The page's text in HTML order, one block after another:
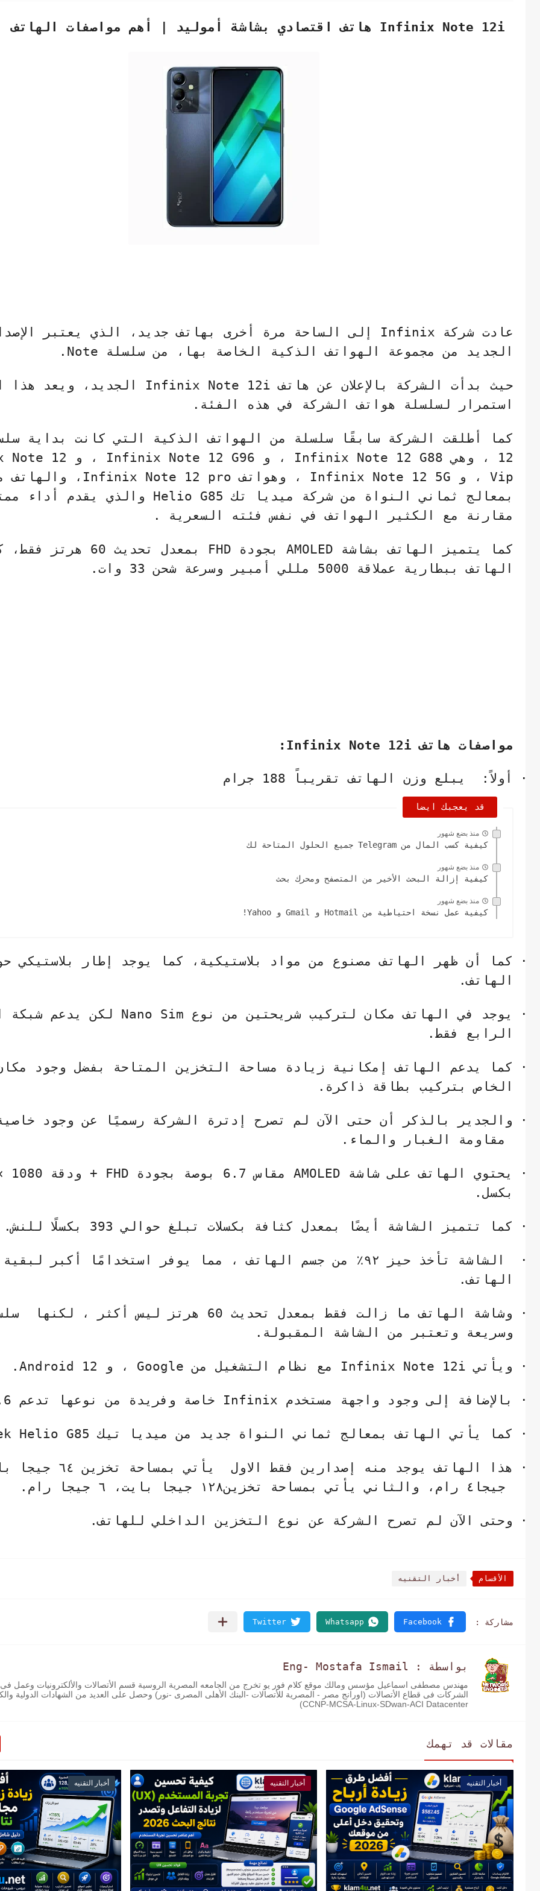
Infinix Note 12i هاتف اقتصادي بشاشة أموليد | أهم مواصفات الهاتف
عادت شركة Infinix إلى الساحة مرة أخرى بهاتف جديد، الذي يعتبر
الجديد من مجموعة الهواتف الذكية الخاصة بها، من سلسلة Note
.
حيث بدأت الشركة بالإعلان عن هاتف Infinix Note 12i
الجديد، ويعد هذا
استمرار لسلسلة هواتف الشركة في هذه الفئة.
كما أطلقت الشركة سابقًا سلسلة من الهواتف الذكية التي كانت بداية
12 ، وهي Infinix Note 12 G88 ، و Infinix Note 12 G96 ، و 12
Vip ، و Infinix Note 12 5G ، وهواتف Infinix Note 12 pro ، والهاتف
بمعالج ثماني النواة من شركة ميديا ​​تك Helio G85 والذي يقدم أداء
مقارنة مع الكثير الهواتف في نفس فئته السعرية .
كما يتميز الهاتف بشاشة AMOLED بجودة FHD
بمعدل تحديث 60
الهاتف ببطارية عملاقة 5000 مللي أمبير وسرعة شحن 33 وات.
مواصفات هاتف Infinix Note 12i
:
· أولاً: يبلع وزن الهاتف تقريباً 188 جرام
قد يعجبك ايضا
منذ بضع شهور
كيفية كسب المال من Telegram جميع الحلول المتاحة لك
منذ بضع شهور
كيفية إزالة البحث الأخير من المتصفح ومحرك بحث
منذ بضع شهور
كيفية عمل نسخة احتياطية من Hotmail و Gmail و Yahoo!
·
كما أن ظهر الهاتف مصنوع من مواد بلاستيكية، كما يوجد إطار بلاستيكي
الهاتف.
· يوجد في الهاتف مكان لتركيب شريحتين من نوع Nano Sim لكن يدعم شبكة
الرابع فقط.
·
كما يدعم الهاتف إمكانية زيادة مساحة التخزين المتاحة بفضل وجود
الخاص بتركيب بطاقة ذاكرة.
·
والجدير بالذكر أن حتى الآن لم تصرح إدترة الشركة رسميًا عن وجود
مقاومة الغبار والماء.
· يحتوي الهاتف على شاشة AMOLED مقاس 6.7 بوصة بجودة FHD
بكسل.
· كما تتميز الشاشة أيضًا بمعدل كثافة بكسلات تبلغ حوالي 393 بكسلًا للنش.
·
الشاشة تأخذ حيز ٩٢٪ من جسم الهاتف ، مما يوفر استخدامًا أكبر
الهاتف.
· وشاشة الهاتف ما زالت فقط بمعدل تحديث 60 هرتز ليس أكثر ، لكنها
وسريعة وتعتبر من الشاشة المقبولة.
· ويأتي ‌ Infinix Note 12i مع نظام التشغيل من Google ، و Android 12
. ‌
· بالإضافة إلى وجود واجهة مستخدم Infinix خاصة وفريدة من نوعها تدعم
· كما يأتي الهاتف بمعالج ثماني النواة جديد من ميديا ​​تيك Helio G85
· هذا الهاتف يوجد منه إصدارين فقط الاول
يأتي بمساحة تخزين ٦٤ جيجا بايت،
جيجا٤ رام، والثاني يأتي بمساحة تخزين١٢٨ جيجا بايت، ٦ جيجا رام.
· وحتى الآن لم تصرح الشركة عن نوع التخزين الداخلي للهاتف.
الأقسام أخبار التقنيه
بواسطة : Eng- Mostafa Ismail
مهندس مصطفى اسماعيل مؤسس ومالك موقع كلام فور يو تخرج من الجامعه المصرية الروسية قسم الأتصالات والألكترونيات وعمل فى
CCNP-MCSA-Linux-SDwan-ACI Datacenter)
مقالات قد تهمك
أخبار التقنيه أخبار التقنيه أخبار التقنيه